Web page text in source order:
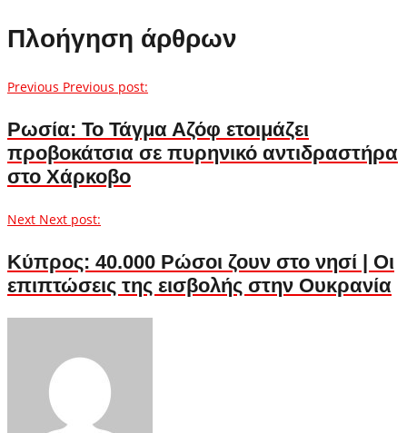
Πλοήγηση άρθρων
Previous Previous post:
Ρωσία: Το Τάγμα Αζόφ ετοιμάζει
προβοκάτσια σε πυρηνικό αντιδραστήρα
στο Χάρκοβο
Next Next post:
Κύπρος: 40.000 Ρώσοι ζουν στο νησί | Οι
επιπτώσεις της εισβολής στην Ουκρανία